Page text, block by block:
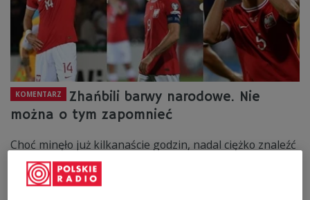
KOMENTARZ
Zhańbili barwy narodowe. Nie
można o tym zapomnieć
Choć minęło już kilkanaście godzin, nadal ciężko znaleźć
odpowiednie słowa, by kulturalnie opisać przebieg
wydarzeń podczas drugiej połowy meczu Mołdawia -
Polska w eliminacjach mistrzostw Europy 2024. Porażka